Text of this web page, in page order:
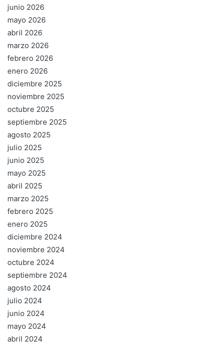
junio 2026
mayo 2026
abril 2026
marzo 2026
febrero 2026
enero 2026
diciembre 2025
noviembre 2025
octubre 2025
septiembre 2025
agosto 2025
julio 2025
junio 2025
mayo 2025
abril 2025
marzo 2025
febrero 2025
enero 2025
diciembre 2024
noviembre 2024
octubre 2024
septiembre 2024
agosto 2024
julio 2024
junio 2024
mayo 2024
abril 2024